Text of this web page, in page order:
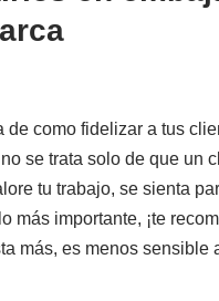
de como fidelizar a tus
se trata solo de que un
tu trabajo, se sienta
más importante, ¡te
más, es menos sensible